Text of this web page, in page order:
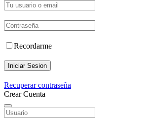
Recordarme
Iniciar Sesion
Recuperar contraseña
Crear Cuenta